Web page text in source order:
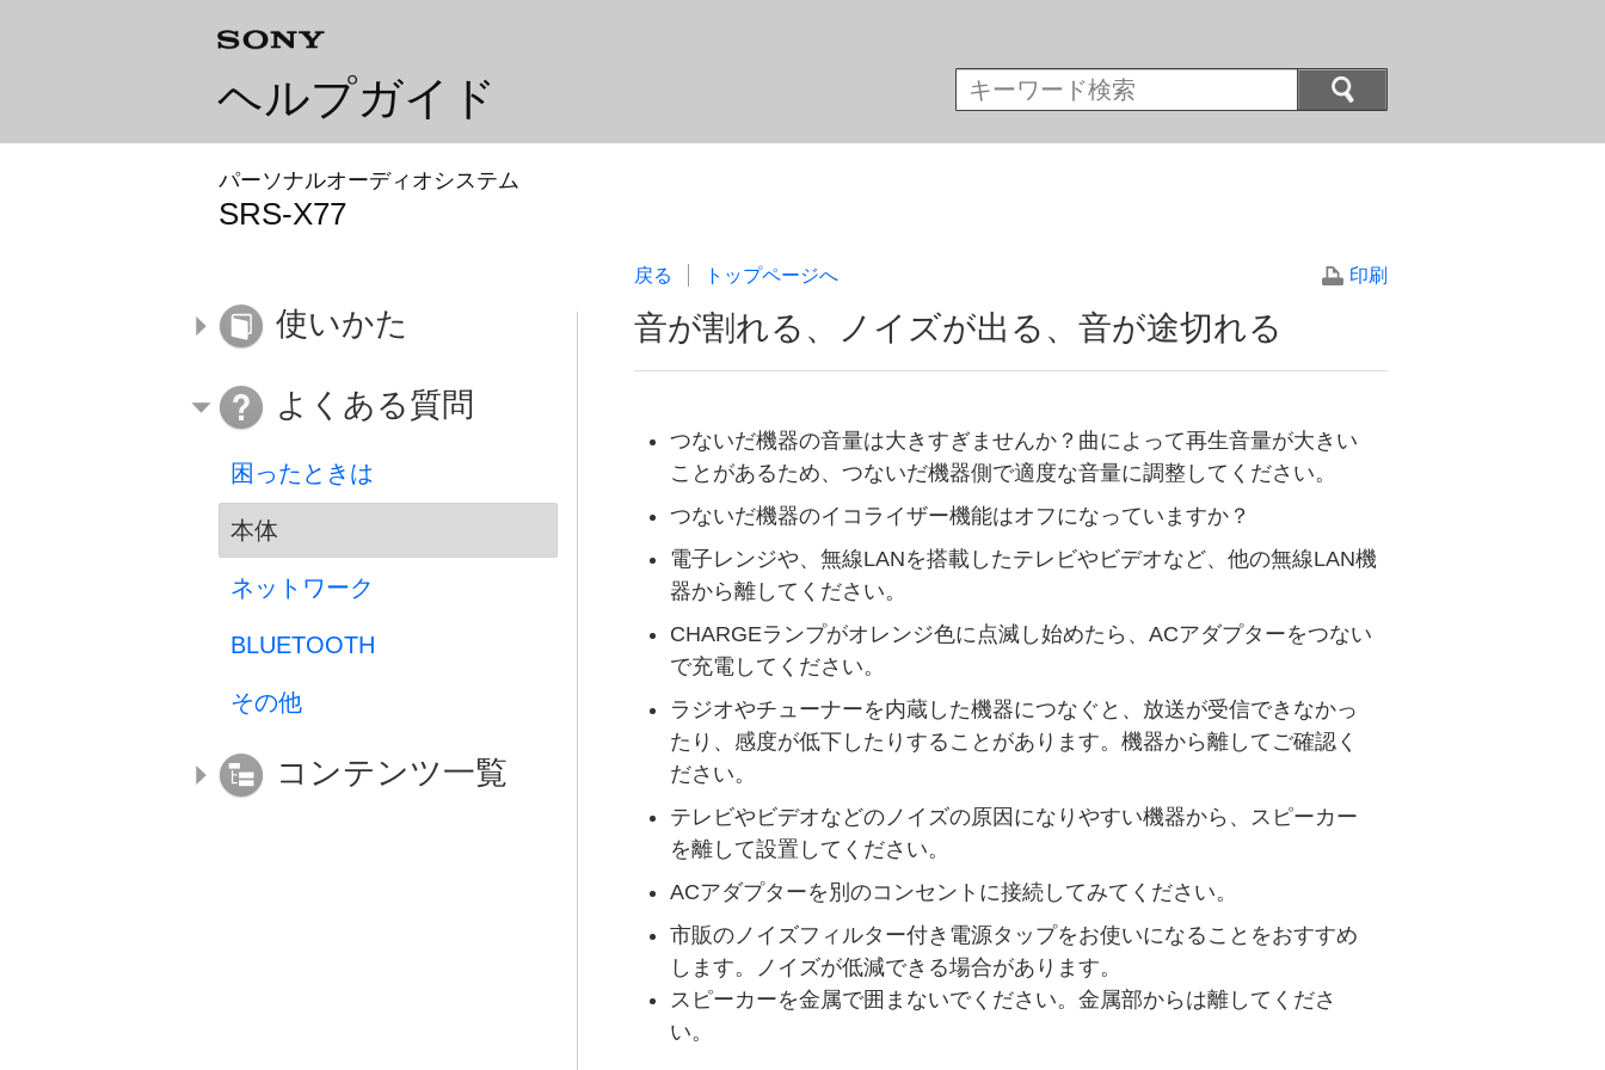
ヘルプガイド
パーソナルオーディオシステム
SRS-X77
戻る トップページへ 印刷
音が割れる、ノイズが出る、音が途切れる
つないだ機器の音量は大きすぎませんか？曲によって再生音量が大きい
ことがあるため、つないだ機器側で適度な音量に調整してください。
つないだ機器のイコライザー機能はオフになっていますか？
電子レンジや、無線LANを搭載したテレビやビデオなど、他の無線LAN機
器から離してください。
CHARGEランプがオレンジ色に点滅し始めたら、ACアダプターをつない
で充電してください。
ラジオやチューナーを内蔵した機器につなぐと、放送が受信できなかっ
たり、感度が低下したりすることがあります。機器から離してご確認く
ださい。
テレビやビデオなどのノイズの原因になりやすい機器から、スピーカー
を離して設置してください。
ACアダプターを別のコンセントに接続してみてください。
市販のノイズフィルター付き電源タップをお使いになることをおすすめ
します。ノイズが低減できる場合があります。
スピーカーを金属で囲まないでください。金属部からは離してくださ
い。
使いかた
よくある質問
困ったときは
本体
ネットワーク
BLUETOOTH
その他
コンテンツ一覧